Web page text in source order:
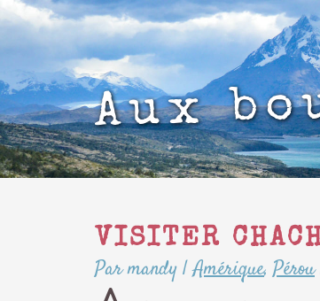
Aux
VISITER
Par mandy|Amérique,Pérou